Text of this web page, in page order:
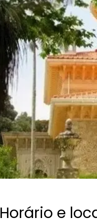
Horário e